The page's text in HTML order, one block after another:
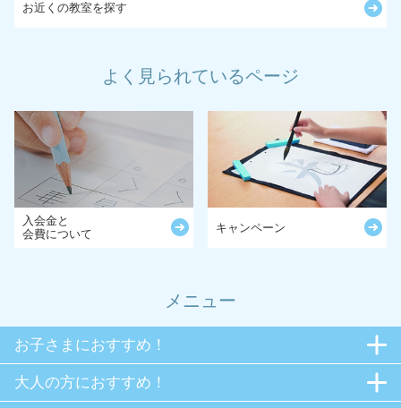
お近くの教室を探す
よく見られているページ
入会金と
会費について
キャンペーン
メニュー
お子さまにおすすめ！
大人の方におすすめ！